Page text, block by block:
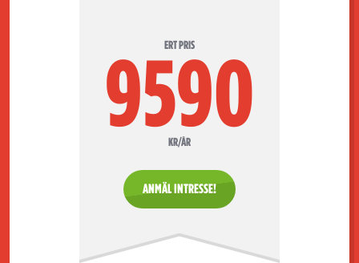
ERT PRIS
9590
KR/ÅR
ANMÄL INTRESSE!